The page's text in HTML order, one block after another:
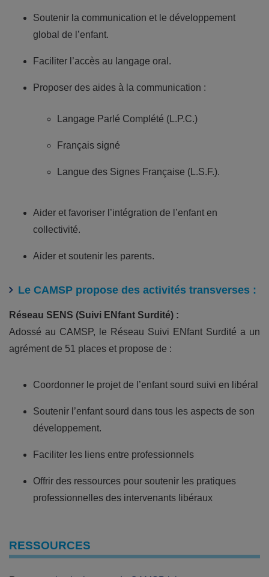
Soutenir la communication et le développement
global de l’enfant.
Faciliter l’accès au langage oral.
Proposer des aides à la communication :
Langage Parlé Complété (L.P.C.)
Français signé
Langue des Signes Française (L.S.F.).
Aider et favoriser l’intégration de l’enfant en
collectivité.
Aider et soutenir les parents.
Le CAMSP propose des activités transverses :
Réseau SENS (Suivi ENfant Surdité) :
Adossé au CAMSP, le Réseau Suivi ENfant Surdité a un
agrément de 51 places et propose de :
Coordonner le projet de l’enfant sourd suivi en libéral
Soutenir l’enfant sourd dans tous les aspects de son
développement.
Faciliter les liens entre professionnels
Offrir des ressources pour soutenir les pratiques
professionnelles des intervenants libéraux
RESSOURCES